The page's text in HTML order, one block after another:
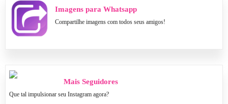
Imagens para Whatsapp
Compartilhe imagens com todos seus amigos!
Mais Seguidores
Que tal impulsionar seu Instagram agora?